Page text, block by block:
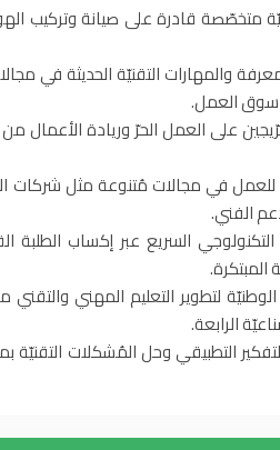
متخصّصة قادرة على صيانة وتركيب
والمهارات التقنيّة الحديثة في
سوق العمل.
على العمل الحرّ وريادة
للعمل في مجالات مُتنوعة مثل شركات
الفني.
السريع عبر إكساب
المبتكرة.
لتطوير التعليم المهني
الرابعة.
التطبيقي وحل المُشكلات